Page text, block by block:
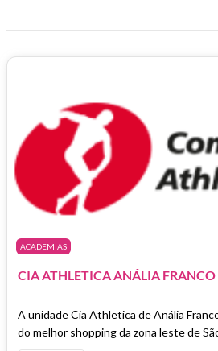
ACADEMIAS
CIA ATHLETICA ANÁLIA FRANCO
A unidade Cia Athletica de Anália
do melhor shopping da zona leste de